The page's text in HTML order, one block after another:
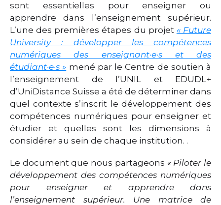
sont essentielles pour enseigner ou
apprendre dans l’enseignement supérieur.
L’une des premières étapes du projet « Future
University : développer les compétences
numériques des enseignant·e·s et des
étudiant·e·s » mené par le Centre de soutien à
l’enseignement de l’UNIL et EDUDL+
d’UniDistance Suisse a été de déterminer dans
quel contexte s’inscrit le développement des
compétences numériques pour enseigner et
étudier et quelles sont les dimensions à
considérer au sein de chaque institution. .
Le document que nous partageons « Piloter le
développement des compétences numériques
pour enseigner et apprendre dans
l’enseignement supérieur. Une matrice de